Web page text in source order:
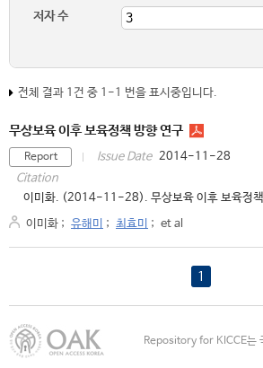
저자 수
전체 결과 1건 중 1-1 번을 표시중입니다.
무상보육 이후 보육정책 방향 연구
Report Issue Date 2014-11-28
Citation
이미화. (2014-11-28). 무상보육 이후 보육정
이미화 ; 유해미 ; 최효미 ; et al
1
Repository for KICCE는